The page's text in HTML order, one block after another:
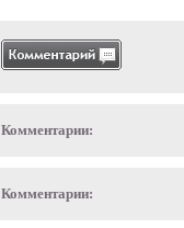
Комментарии:
Комментарии: